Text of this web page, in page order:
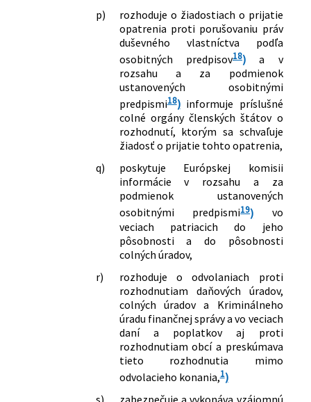
p)
rozhoduje o žiadostiach o prijatie
opatrenia proti porušovaniu práv
duševného vlastníctva podľa
osobitných predpisov18) a v
rozsahu a za podmienok
ustanovených osobitnými
predpismi18)informuje príslušné
colné orgány členských štátov o
rozhodnutí, ktorým sa schvaľuje
žiadosť o prijatie tohto opatrenia,
q)
poskytuje Európskej komisii
informácie v rozsahu a za
podmienok ustanovených
osobitnými predpismi19) vo
veciach patriacich do jeho
pôsobnosti a do pôsobnosti
colných úradov,
r)
rozhoduje o odvolaniach proti
rozhodnutiam daňových úradov,
colných úradov a Kriminálneho
úradu finančnej správy a vo veciach
daní a poplatkov aj proti
rozhodnutiam obcí a preskúmava
tieto rozhodnutia mimo
odvolacieho konania,1)